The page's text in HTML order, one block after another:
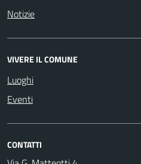
Notizie
VIVERE IL COMUNE
Luoghi
Eventi
CONTATTI